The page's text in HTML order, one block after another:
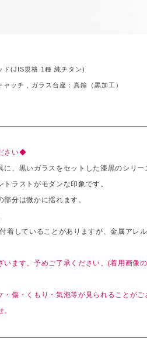
ド(JIS規格 1種 純チタン)
ッチ , ガラス台座：真鍮（黒加工）
さい◆
、黒いガラスをセットした漆黒のシリー
ラストがモダンな印象です。
分は微かに揺れます。
着していることがありますが、金属アレ
ます。予めご了承ください。(着用画像
傷・くもり・気泡等が見られることが